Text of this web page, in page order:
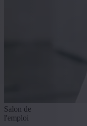
Salon de
l'emploi